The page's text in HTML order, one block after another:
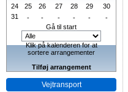
24
25 26 27 28 29
30
31
- - - - -
-
Gå til start
Klik på kalenderen for at
sortere arrangementer
Tilføj arrangement
Vejtransport